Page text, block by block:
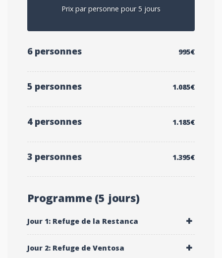
Prix par personne pour 5 jours
6 personnes 995€
5 personnes 1.085€
4 personnes 1.185€
3 personnes 1.395€
Programme (5 jours)
Jour 1: Refuge de la Restanca
Jour 2: Refuge de Ventosa